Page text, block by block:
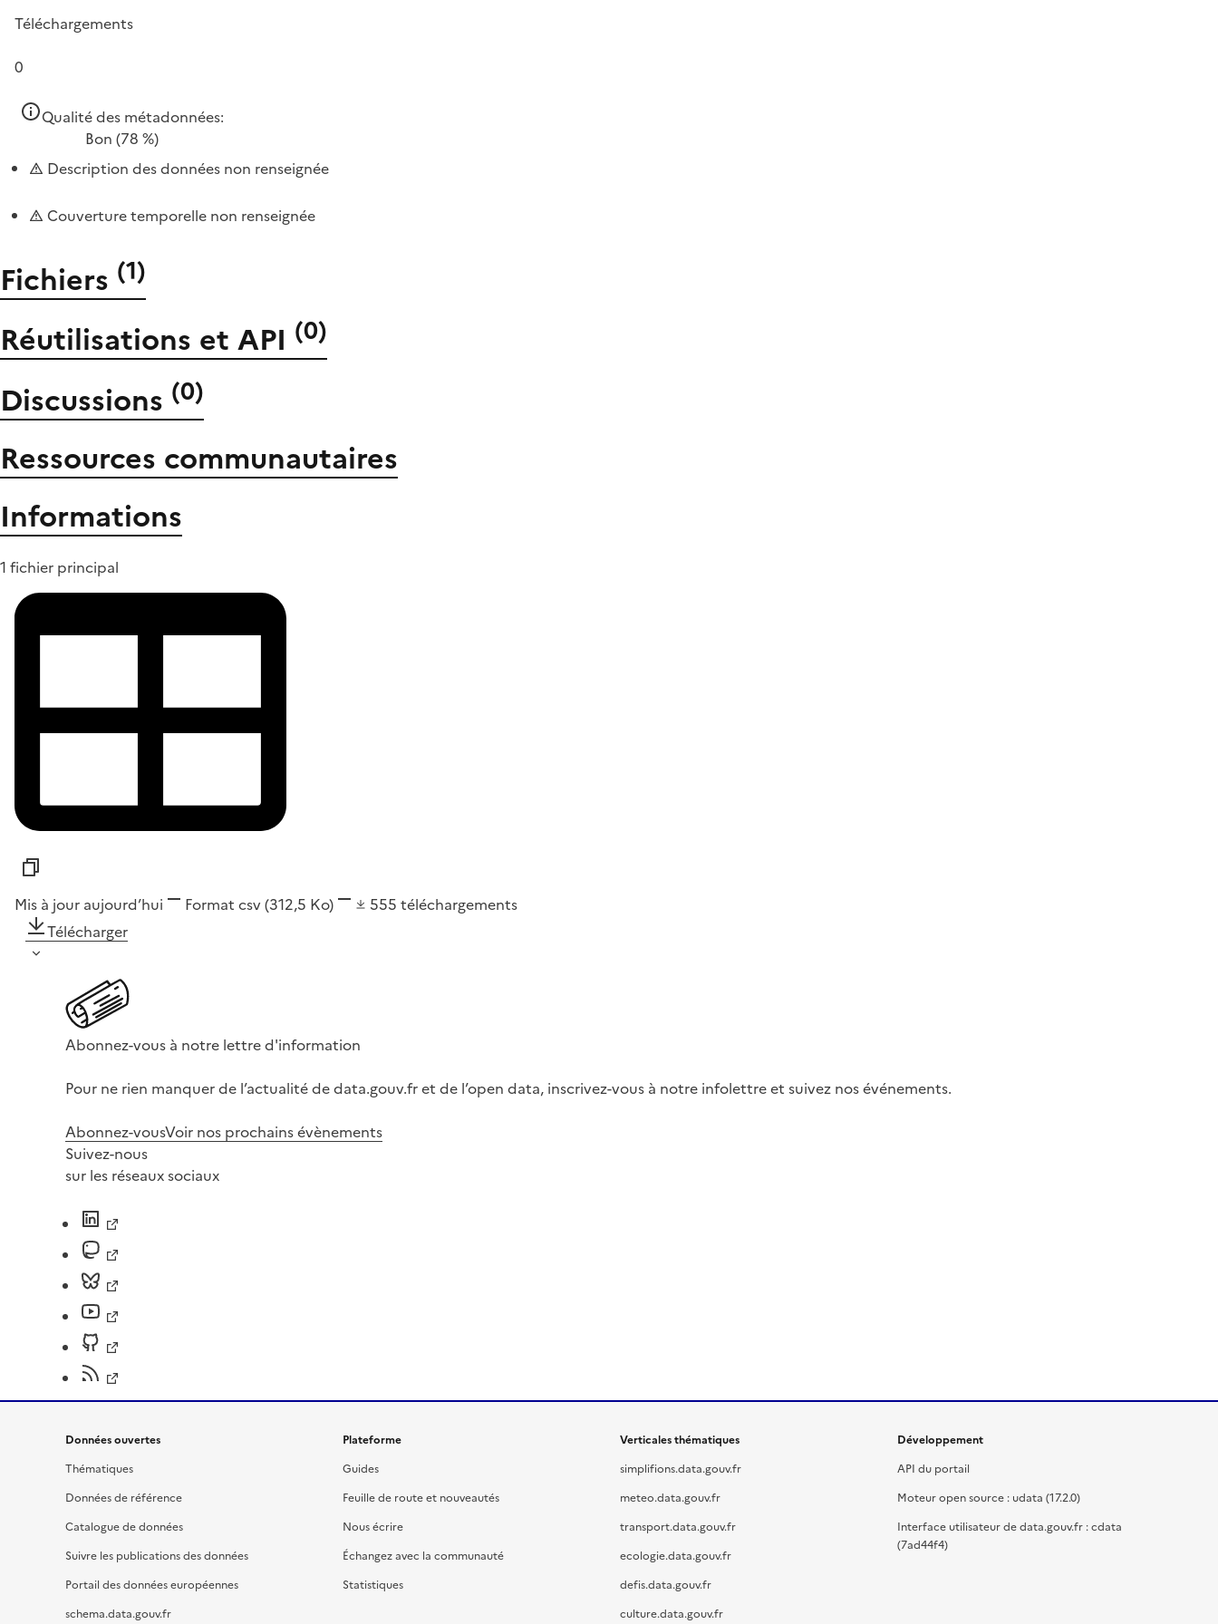
Téléchargements
0
Qualité des métadonnées:
Bon (78 %)
Description des données non renseignée
Couverture temporelle non renseignée
Fichiers (1)
Réutilisations et API (0)
Discussions (0)
Ressources communautaires
Informations
1 fichier principal
Mis à jour aujourd’hui Format csv(312,5 Ko) 555 téléchargements
Télécharger
Abonnez-vous à notre lettre d'information
Pour ne rien manquer de l’actualité de data.gouv.fr et de l’open data, inscrivez-vous à notre infolettre et suivez nos événements.
Abonnez-vousVoir nos prochains évènements
Suivez-nous
sur les réseaux sociaux
Données ouvertes
Thématiques
Données de référence
Catalogue de données
Suivre les publications des données
Portail des données européennes
schema.data.gouv.fr
Plateforme
Guides
Feuille de route et nouveautés
Nous écrire
Échangez avec la communauté
Statistiques
Verticales thématiques
simplifions.data.gouv.fr
meteo.data.gouv.fr
transport.data.gouv.fr
ecologie.data.gouv.fr
defis.data.gouv.fr
culture.data.gouv.fr
Développement
API du portail
Moteur open source : udata (17.2.0)
Interface utilisateur de data.gouv.fr : cdata
(7ad44f4)